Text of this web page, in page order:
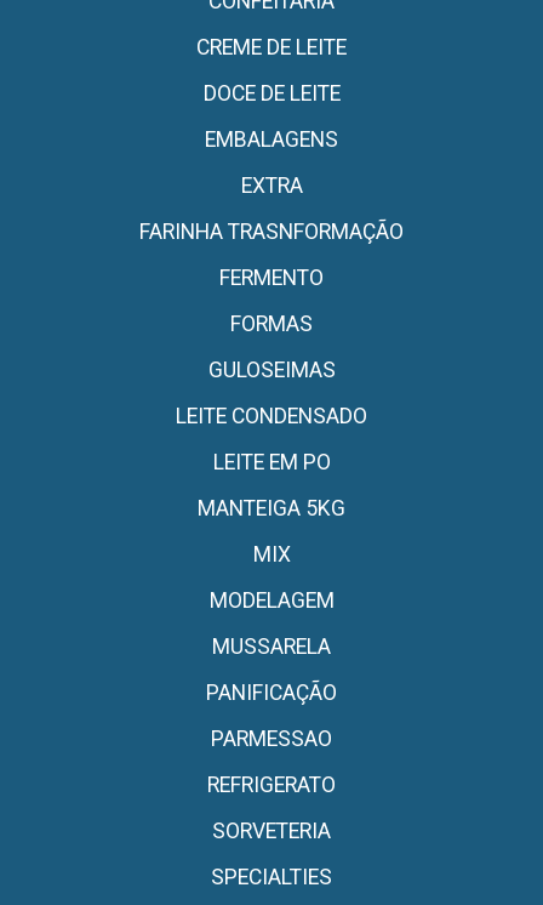
CREME DE LEITE
DOCE DE LEITE
EMBALAGENS
EXTRA
FARINHA TRASNFORMAÇÃO
FERMENTO
FORMAS
GULOSEIMAS
LEITE CONDENSADO
LEITE EM PO
MANTEIGA 5KG
MIX
MODELAGEM
MUSSARELA
PANIFICAÇÃO
PARMESSAO
REFRIGERATO
SORVETERIA
SPECIALTIES